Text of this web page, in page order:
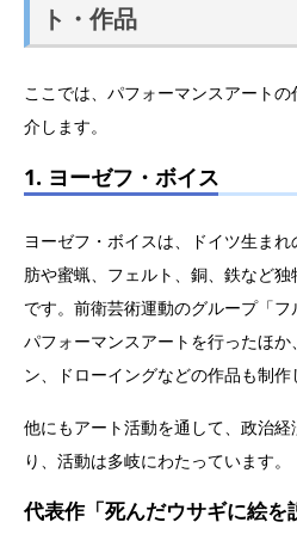
ト・作品
ここでは、パフォーマンスアート
介します。
1. ヨーゼフ・ボイス
ヨーゼフ・ボイスは、ドイツ生ま
肪や蜜蝋、フェルト、銅、鉄など
です。前衛芸術運動のグループ「
パフォーマンスアートを行ったほ
ン、ドローイングなどの作品も制作
他にもアート活動を通して、政治
り、活動は多岐にわたっています。
代表作「死んだウサギに絵を